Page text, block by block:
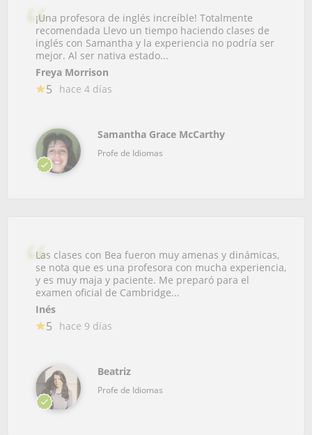
¡Una profesora de inglés increíble! Totalmente
recomendada Llevo un tiempo haciendo clases de
inglés con Samantha y la experiencia no podría ser
mejor. Al ser nativa estado...
Freya Morrison
5 hace 4 días
Samantha Grace McCarthy
Profe de Idiomas
Las clases con Bea fueron muy amenas y dinámicas,
se nota que es una profesora con mucha experiencia,
y es muy maja y paciente. Me preparó para el
examen oficial de Cambridge...
Inés
5 hace 9 días
Beatriz
Profe de Idiomas